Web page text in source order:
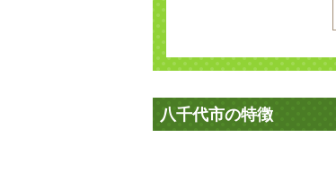
八千代市の特徴